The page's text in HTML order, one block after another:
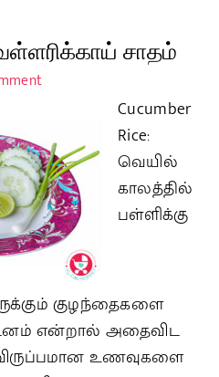
சாதம்
Cucumber
Rice:
வெயில்
காலத்தில்
பள்ளிக்கு
குழந்தைகளை
என்றால் அதைவிட
உணவுகளை